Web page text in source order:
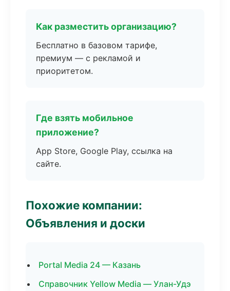
Как разместить организацию?
Бесплатно в базовом тарифе,
премиум — с рекламой и
приоритетом.
Где взять мобильное
приложение?
App Store, Google Play, ссылка на
сайте.
Похожие компании:
Объявления и доски
Portal Media 24 — Казань
Справочник Yellow Media — Улан-Удэ